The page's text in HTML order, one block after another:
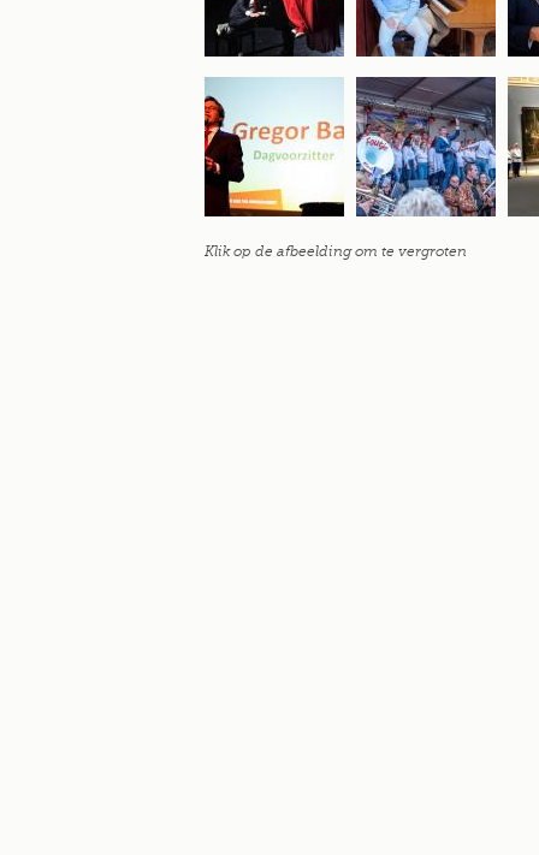
Klik op de afbeelding om te vergroten